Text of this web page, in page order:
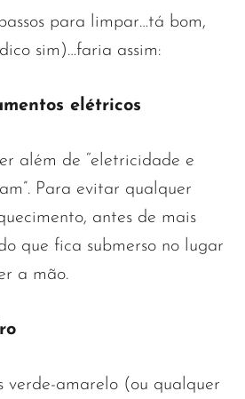
para limpar…tá bom,
sim)…faria assim:
elétricos
além de “eletricidade e
Para evitar qualquer
antes de mais
que fica submerso no lugar
a mão.
verde-amarelo (ou qualquer